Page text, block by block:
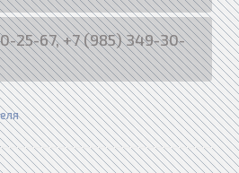
25-67, +7 (985) 349-30-